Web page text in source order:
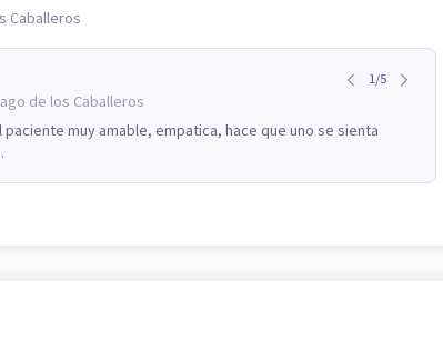
Caballeros
1/5
de los Caballeros
muy amable, empatica, hace que uno se sienta